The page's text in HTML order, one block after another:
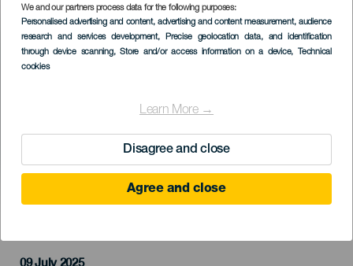
We and our partners process data for the following purposes:
Personalised advertising and content, advertising and content measurement, audience
research and services development, Precise geolocation data, and identification
through device scanning, Store and/or access information on a device, Technical
cookies
Learn More →
Disagree and close
Agree and close
Imagen
Listado
09 July 2025